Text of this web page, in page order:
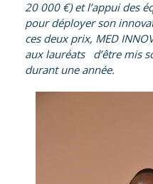
20 000 €) et l’appui des
pour déployer son
ces deux prix, MED
aux lauréats d’être mis
durant une année.